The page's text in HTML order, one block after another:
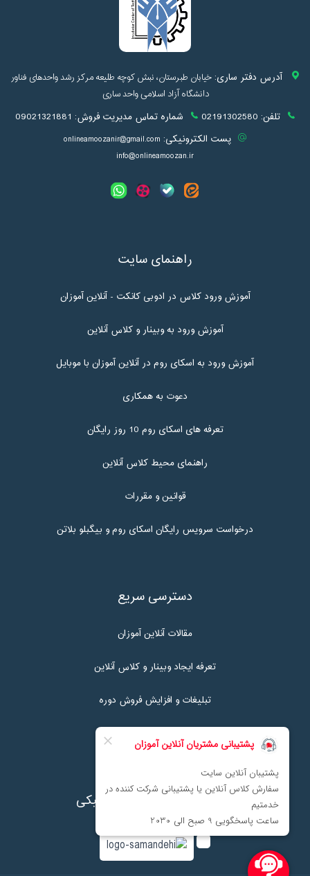
آدرس دفتر ساری:خیابان طبرستان، نبش کوچه طلیعه مرکز رشد واحدهای فناور
دانشگاه آزاد اسلامی واحد ساری
تلفن: 02191302580 شماره تماس مدیریت فروش: 09021321881
پست الکترونیکی: onlineamoozanir@gmail.com
info@onlineamoozan.ir
راهنمای سایت
آموزش ورود کلاس در ادوبی کانکت - آنلاین آموزان
آموزش ورود به وبینار و کلاس آنلاین
آموزش ورود به اسکای روم در آنلاین آموزان با موبایل
دعوت به همکاری
تعرفه های اسکای روم 10 روز رایگان
راهنمای محیط کلاس آنلاین
قوانین و مقررات
درخواست سرویس رایگان اسکای روم و بیگبلو بلاتن
دسترسی سریع
مقالات آنلاین آموزان
تعرفه ایجاد وبینار و کلاس آنلاین
تبلیغات و افزایش فروش دوره
نماد اعتماد پرداخت الکترونیکی